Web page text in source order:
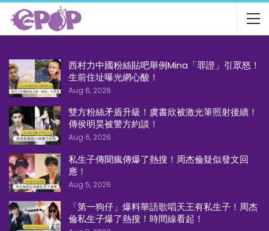
西村力中國粉絲貼吧舉例Mina「罪證」引眾怒！
生前住址曝光網心酸！
Aug 6, 2026
雙方粉絲矛盾升級！虞書欣被激光筆照射後續！
傳侯明昊被警方約談！
Aug 6, 2026
私生子傳聞瘋傳爆了熱搜！周杰倫疑似發文回
應！
Aug 5, 2026
「第一狗仔」爆料華語歌唱天王有私生子！周杰
倫私生子爆了熱搜！時間線看起！